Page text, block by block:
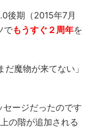
後期（2015年7月
でもうすぐ２周年を
魔物が来てない」
ージだったのです
の階が追加される